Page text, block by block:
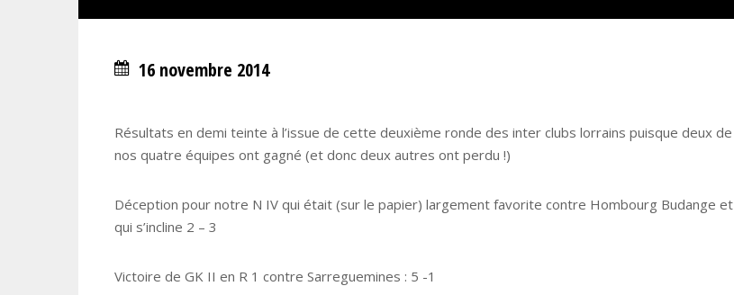
16 novembre 2014
Résultats en demi teinte à l’issue de cette deuxième ronde des inter clubs lorrains puisque deux de
nos quatre équipes ont gagné (et donc deux autres ont perdu !)
Déception pour notre N IV qui était (sur le papier) largement favorite contre Hombourg Budange et
qui s’incline 2 – 3
Victoire de GK II en R 1 contre Sarreguemines : 5 -1